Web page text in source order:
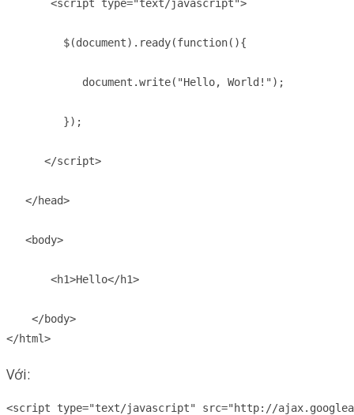
<script type="text/javascript">
$(document).ready(function(){
document.write("Hello, World!");
});
</script>
</head>
<body>
<h1>Hello</h1>
</body>
</html>
Với:
<script type="text/javascript" src="http://